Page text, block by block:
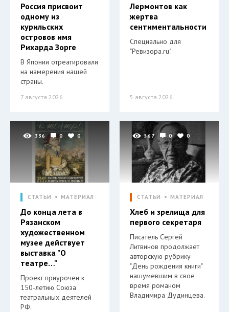
Россия присвоит
одному из
курильских
островов имя
Рихарда Зорге
В Японии отреагировали
на намерения нашей
страны.
7 августа 2026
Лермонтов как
жертва
сентиментальности
Специально для
"Ревизора.ru".
5 августа 2026
336 0 0
СТАТЬИ МАТЕРИАЛ
До конца лета в
Рязанском
художественном
музее действует
выставка "О
театре…"
Проект приурочен к
150-летию Союза
театральных деятелей
РФ.
567 0 0
СТАТЬИ МАТЕРИАЛ
Хлеб и зрелища для
первого секретаря
Писатель Сергей
Литвинов продолжает
авторскую рубрику
"День рождения книги"
нашумевшим в свое
время романом
Владимира Дудинцева.